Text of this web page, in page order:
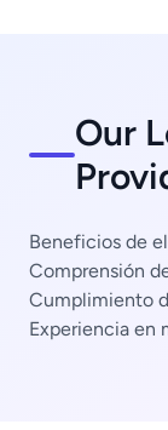
Our
Beneficios de
Comprensión
Cumplimiento
Experiencia en